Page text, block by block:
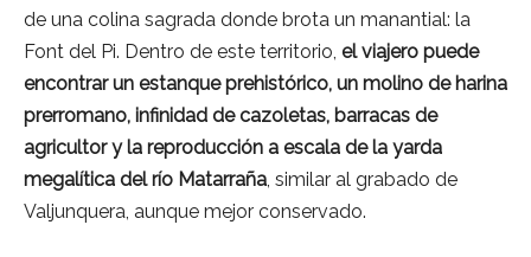
de una colina sagrada donde brota un manantial: la
Font del Pi. Dentro de este territorio, el viajero puede
encontrar un estanque prehistórico, un molino de harina
prerromano, infinidad de cazoletas, barracas de
agricultor y la reproducción a escala de la yarda
megalítica del río Matarraña, similar al grabado de
Valjunquera, aunque mejor conservado.